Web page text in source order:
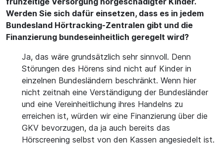
Werden Sie sich dafür einsetzen, dass es in jedem
Bundesland Hörtracking-Zentralen gibt und die
Finanzierung bundeseinheitlich geregelt wird?
Ja, das wäre grundsätzlich sehr sinnvoll. Denn
Störungen des Hörens sind nicht auf Kinder in
einzelnen Bundesländern beschränkt. Wenn hier
nicht zeitnah eine Verständigung der Bundesländer
und eine Vereinheitlichung ihres Handelns zu
erreichen ist, würden wir eine Finanzierung über die
GKV bevorzugen, da ja auch bereits das
Hörscreening selbst von den Kassen angesiedelt ist.